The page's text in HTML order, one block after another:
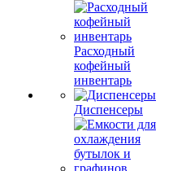
Расходный
кофейный
инвентарь
Диспенсеры